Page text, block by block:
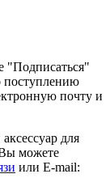
"Подписаться"
поступлению
почту и
для
можете
или E-mail: